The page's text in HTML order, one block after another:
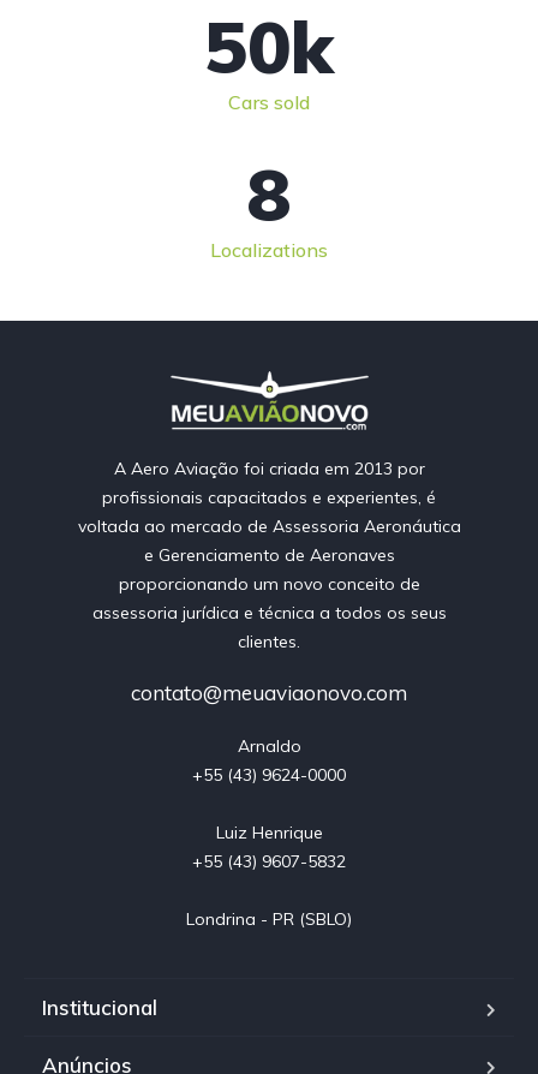
Cars sold
50k
Localizations
8
A Aero Aviação foi criada em 2013 por
profissionais capacitados e experientes, é
voltada ao mercado de Assessoria Aeronáutica
e Gerenciamento de Aeronaves
proporcionando um novo conceito de
assessoria jurídica e técnica a todos os seus
clientes.
contato@meuaviaonovo.com
Arnaldo
+55 (43) 9624-0000
Luiz Henrique
+55 (43) 9607-5832
Londrina - PR (SBLO)
Institucional
Anúncios